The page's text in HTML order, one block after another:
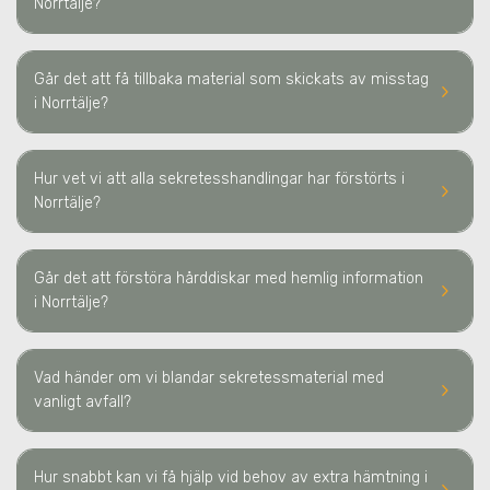
Norrtälje ?
keyboard_arrow_right
Går det att få tillbaka material som skickats av misstag
i Norrtälje?
keyboard_arrow_right
Hur vet vi att alla sekretesshandlingar har förstörts i
Norrtälje?
keyboard_arrow_right
Går det att förstöra hårddiskar med hemlig information
i Norrtälje?
keyboard_arrow_right
Vad händer om vi blandar sekretessmaterial med
vanligt avfall?
Hur snabbt kan vi få hjälp vid behov av extra hämtning i